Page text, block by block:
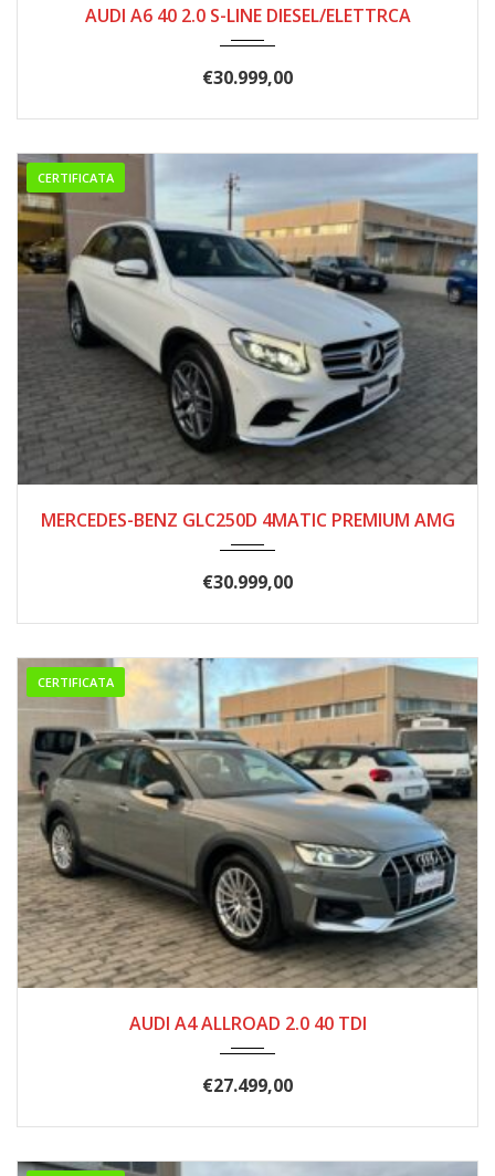
AUDI A6 40 2.0 S-LINE DIESEL/ELETTRCA
€30.999,00
CERTIFICATA
MERCEDES-BENZ GLC250D 4MATIC PREMIUM AMG
€30.999,00
CERTIFICATA
AUDI A4 ALLROAD 2.0 40 TDI
€27.499,00